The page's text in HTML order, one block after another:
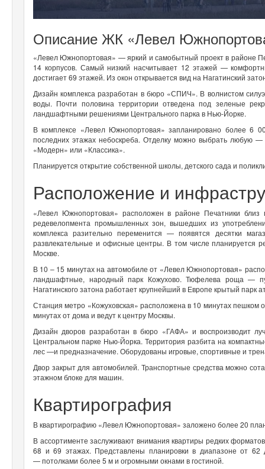
Описание ЖК «Левел
«Левел Южнопортовая» — яркий и самобытный проект в районе
14 корпусов. Самый низкий насчитывает 12 этажей —
достигает 69 этажей. Из окон открывается вид на Нагатинский
Дизайн комплекса разработан в бюро «СПИЧ». В волнистом
воды. Почти половина территории отведена под зеленые
ландшафтными решениями Центрального парка в Нью-Йорке.
В комплексе «Левел Южнопортовая» запланировано более 6
последних этажах небоскреба. Отделку можно выбрать любую —
«Модерн» или «Классика».
Планируется открытие собственной школы, детского сада и
Расположение и
«Левел Южнопортовая» расположен в районе Печатники
редевелопмента промышленных зон, вышедших из
комплекса разительно переменится — появятся десятки
развлекательные и офисные центры. В том числе планируется
Москве.
В 10 – 15 минутах на автомобиле от «Левел Южнопортовая»
ландшафтные, народный парк Кожухово. Тюфелева роща —
Нагатинского затона работает крупнейший в Европе крытый парк
Станция метро «Кожуховская» расположена в 10 минутах пешком
минутах от дома и ведут к центру Москвы.
Дизайн дворов разработан в бюро «ГАФА» и воспроизводит
Центральном парке Нью-Йорка. Территория разбита на
лес —и предназначение. Оборудованы игровые, спортивные и
Двор закрыт для автомобилей. Транспортные средства можно
этажном блоке для машин.
Квартирография
В квартирографию «Левел Южнопортовая» заложено более 20
В ассортименте заслуживают внимания квартиры редких
68 и 69 этажах. Представлены планировки в диапазоне от
— потолками более 5 м и огромными окнами в гостиной.